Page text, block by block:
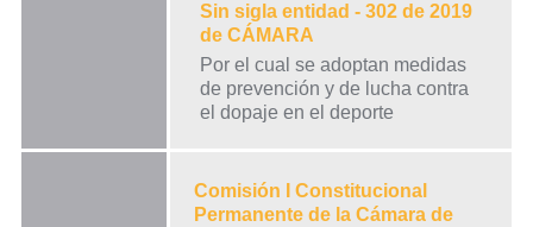
Sin sigla entidad - 302 de 2019
de CÁMARA
Por el cual se adoptan medidas
de prevención y de lucha contra
el dopaje en el deporte
Comisión I Constitucional
Permanente de la Cámara de